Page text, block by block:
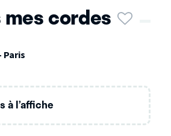
mes cordes
Paris
à l’affiche